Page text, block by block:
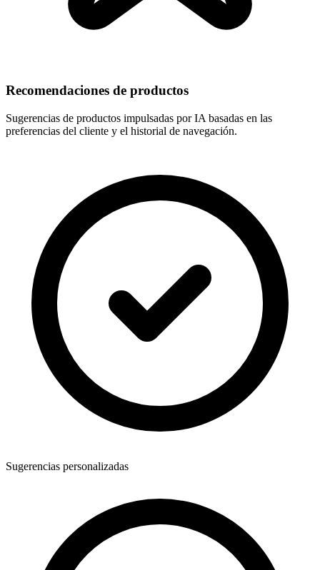
Recomendaciones de productos
Sugerencias de productos impulsadas por IA basadas en las
preferencias del cliente y el historial de navegación.
Sugerencias personalizadas